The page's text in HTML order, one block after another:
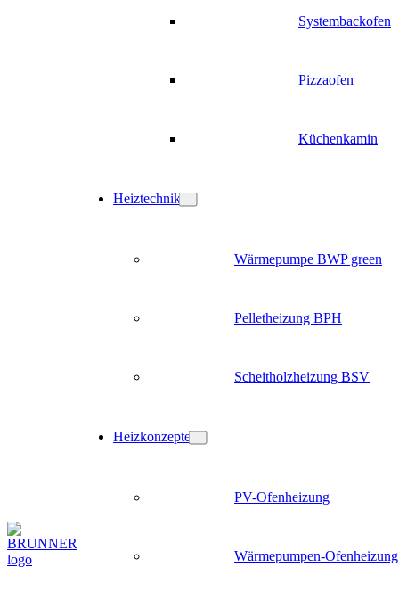
Systembackofen
Pizzaofen
Küchenkamin
Heiztechnik
Wärmepumpe BWP green
Pelletheizung BPH
Scheitholzheizung BSV
Heizkonzepte
PV-Ofenheizung
Wärmepumpen-Ofenheizung